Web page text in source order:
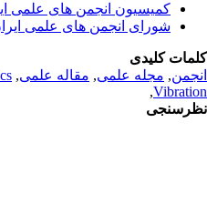
کمیسیون انجمن های علمی
شورای انجمن های علمی ایران
کلیدی
,مجله علمی, مقاله علمی,
,